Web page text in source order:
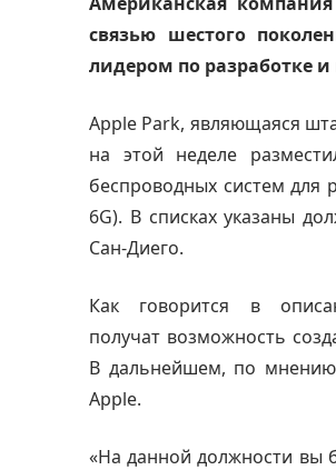
связью шестого
лидером по разработке
Apple Park, являющаяся
на этой неделе
беспроводных систем для
6G). В списках указаны
Сан-Диего.
Как говорится в
получат возможность
В дальнейшем, по мнению
Apple.
«На данной должности вы